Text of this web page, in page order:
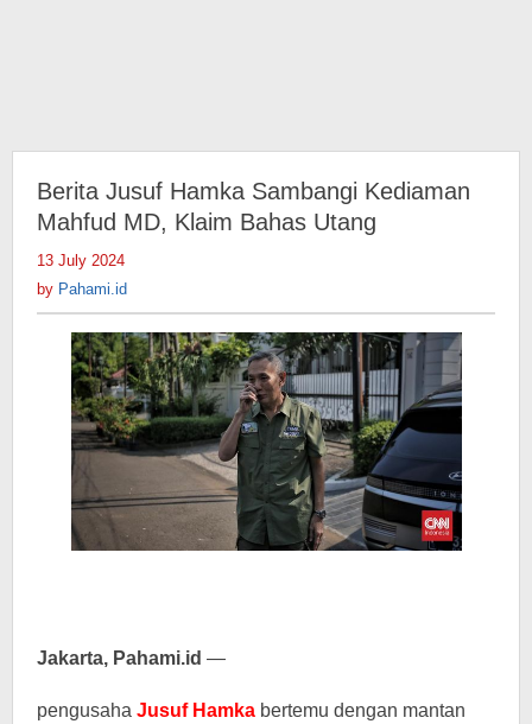
Berita Jusuf Hamka Sambangi Kediaman
Mahfud MD, Klaim Bahas Utang
13 July 2024
by Pahami.id
Jakarta, Pahami.id —
pengusaha Jusuf Hamka bertemu dengan mantan